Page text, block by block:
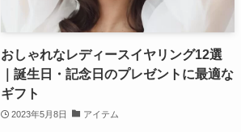
おしゃれなレディースイヤリング12選
｜誕生日・記念日のプレゼントに最適な
ギフト
2023年5月8日 アイテム